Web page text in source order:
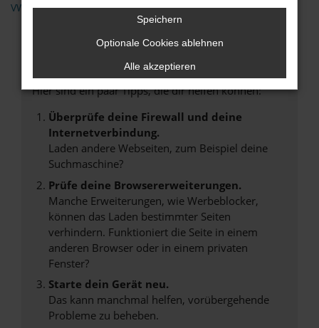
VW
Fehler: Network Error
Beim Laden ist ein Fehler aufgetreten.
Hier sind ein paar Tipps, die dir helfen können:
Überprüfe deine Firewall und deine
Internetverbindung.
Laden andere Webseiten, zum Beispiel deine
Suchmaschine?
Prüfe deine Browsererweiterungen.
Manche Erweiterungen, wie Werbeblocker,
können das Laden bestimmter Seiten
verhindern. Funktioniert die Seite in einem
anderen Browser oder in einem privaten
Fenster?
Starte dein Gerät neu.
Das kann manchmal helfen, vorübergehende
Probleme zu beheben.
Speichern
Optionale Cookies ablehnen
Alle akzeptieren